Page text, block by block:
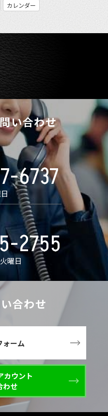
カレンダー
い合わせ
6737
2755
曜日
合わせ
ォーム
カウント
わせ